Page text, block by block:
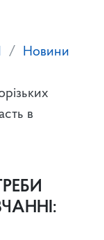
Новини
в